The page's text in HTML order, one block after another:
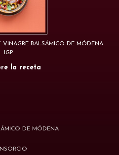
VINAGRE BALSÁMICO DE MÓDENA
IGP
la receta
DE MÓDENA